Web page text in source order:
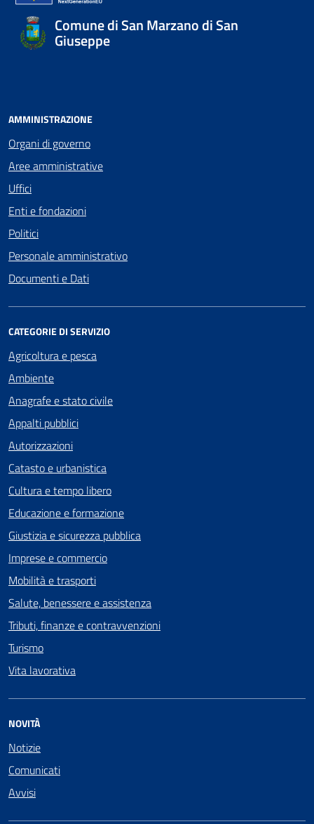
Comune di San Marzano di San
Giuseppe
AMMINISTRAZIONE
Organi di governo
Aree amministrative
Uffici
Enti e fondazioni
Politici
Personale amministrativo
Documenti e Dati
CATEGORIE DI SERVIZIO
Agricoltura e pesca
Ambiente
Anagrafe e stato civile
Appalti pubblici
Autorizzazioni
Catasto e urbanistica
Cultura e tempo libero
Educazione e formazione
Giustizia e sicurezza pubblica
Imprese e commercio
Mobilità e trasporti
Salute, benessere e assistenza
Tributi, finanze e contravvenzioni
Turismo
Vita lavorativa
NOVITÀ
Notizie
Comunicati
Avvisi